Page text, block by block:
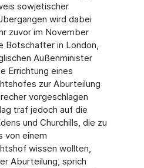
sowjetischer
wird dabei
zuvor im November
Botschafter in London,
Außenminister
Errichtung eines
zur Aburteilung
vorgeschlagen
traf jedoch auf die
und Churchills, die zu
von einem
wissen wollten,
Aburteilung, sprich